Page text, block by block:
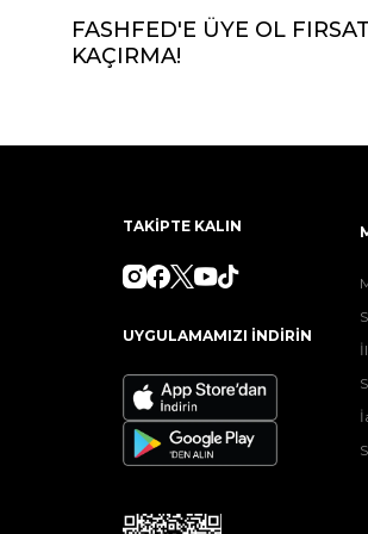
FASHFED'E ÜYE OL
KAÇIRMA!
TAKİPTE KALIN
UYGULAMAMIZI İNDİRİN